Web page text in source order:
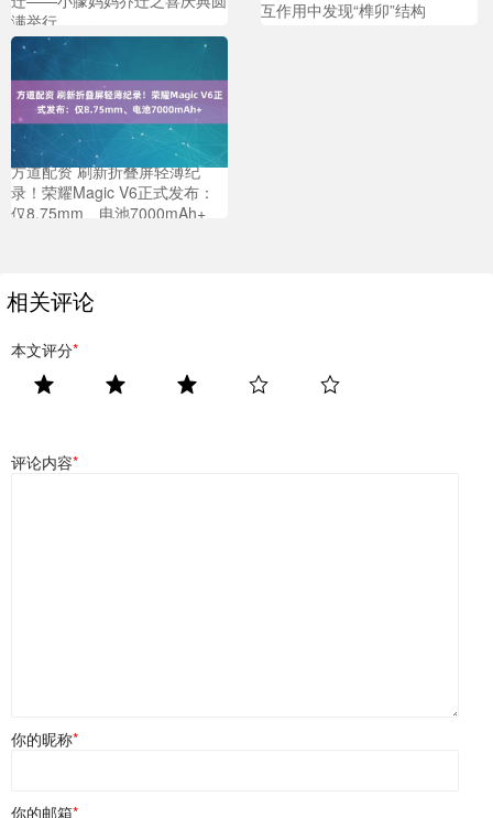
满举行
互作用中发现“榫卯”结构
方道配资 刷新折叠屏轻薄纪
录！荣耀Magic V6正式发布：
仅8.75mm、电池7000mAh+
相关评论
本文评分*
评论内容*
你的昵称*
你的邮箱*